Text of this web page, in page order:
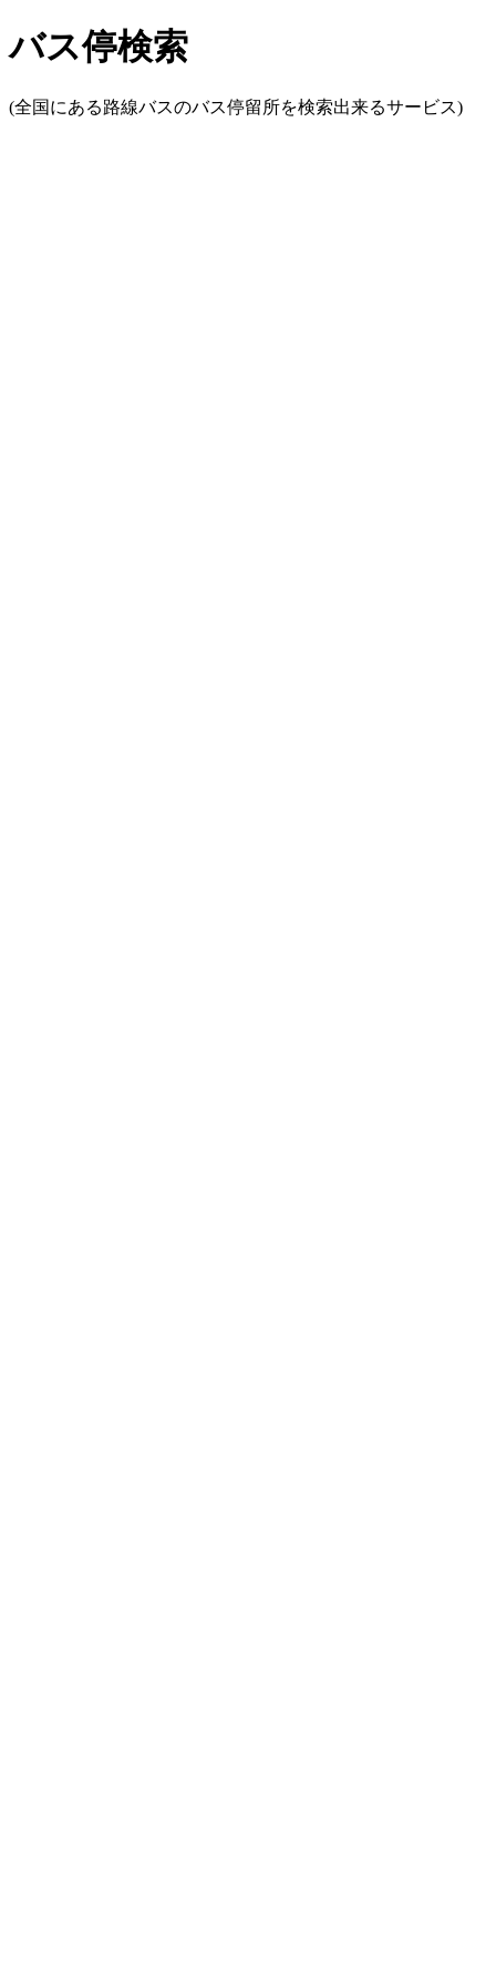
バス停検索
(全国にある路線バスのバス停留所を検索出来るサービス)